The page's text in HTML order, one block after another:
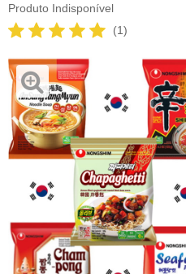
Produto Indisponível
(1)